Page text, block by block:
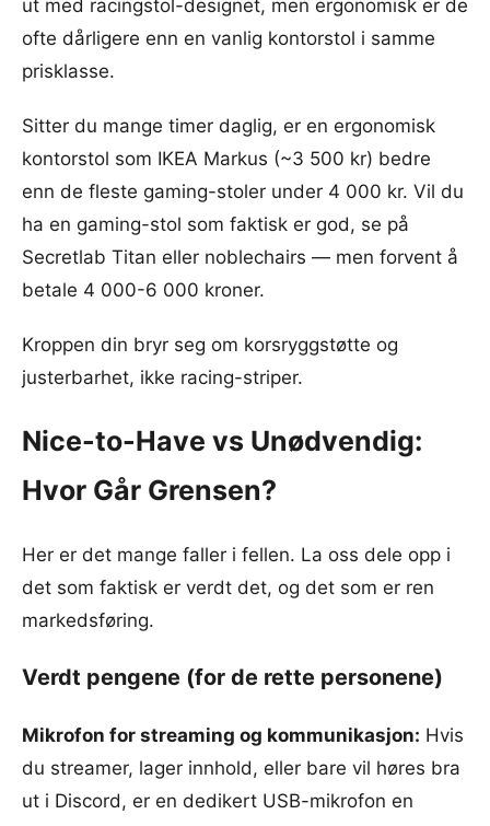
ut med racingstol-designet, men ergonomisk er de
ofte dårligere enn en vanlig kontorstol i samme
prisklasse.
Sitter du mange timer daglig, er en ergonomisk
kontorstol som IKEA Markus (~3 500 kr) bedre
enn de fleste gaming-stoler under 4 000 kr. Vil du
ha en gaming-stol som faktisk er god, se på
Secretlab Titan eller noblechairs — men forvent å
betale 4 000-6 000 kroner.
Kroppen din bryr seg om korsryggstøtte og
justerbarhet, ikke racing-striper.
Nice-to-Have vs Unødvendig:
Hvor Går Grensen?
Her er det mange faller i fellen. La oss dele opp i
det som faktisk er verdt det, og det som er ren
markedsføring.
Verdt pengene (for de rette personene)
Mikrofon for streaming og kommunikasjon: Hvis
du streamer, lager innhold, eller bare vil høres bra
ut i Discord, er en dedikert USB-mikrofon en